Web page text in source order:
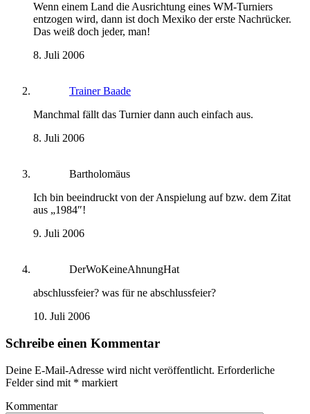
Wenn einem Land die Ausrichtung eines WM-Turniers
entzogen wird, dann ist doch Mexiko der erste Nachrücker.
Das weiß doch jeder, man!
8. Juli 2006
Trainer Baade
Manchmal fällt das Turnier dann auch einfach aus.
8. Juli 2006
Bartholomäus
Ich bin beeindruckt von der Anspielung auf bzw. dem Zitat
aus „1984″!
9. Juli 2006
DerWoKeineAhnungHat
abschlussfeier? was für ne abschlussfeier?
10. Juli 2006
Schreibe einen Kommentar
Deine E-Mail-Adresse wird nicht veröffentlicht. Erforderliche
Felder sind mit * markiert
Kommentar